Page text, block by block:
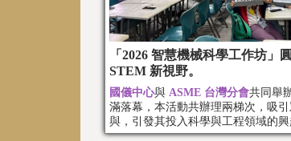
「2026 智慧機械科學工作坊」
STEM 新視野。
國儀中心與 ASME 台灣分會共同舉
滿落幕，本活動共辦理兩梯次，吸
與，引發其投入科學與工程領域的興